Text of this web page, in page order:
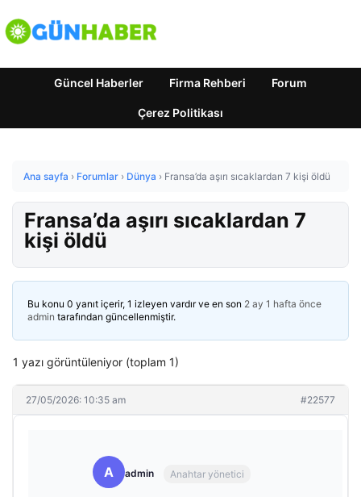
Güncel Haberler Firma Rehberi Forum
Çerez Politikası
Ana sayfa › Forumlar › Dünya › Fransa’da aşırı sıcaklardan 7 kişi öldü
Fransa’da aşırı sıcaklardan 7
kişi öldü
Bu konu 0 yanıt içerir, 1 izleyen vardır ve en son 2 ay 1 hafta önce
admin tarafından güncellenmiştir.
1 yazı görüntüleniyor (toplam 1)
27/05/2026: 10:35 am #22577
A admin Anahtar yönetici